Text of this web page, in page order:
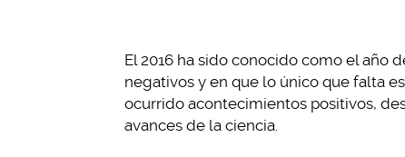
El 2016 ha sido conocido como el año
negativos y en que lo único que falta
ocurrido acontecimientos positivos,
avances de la ciencia.